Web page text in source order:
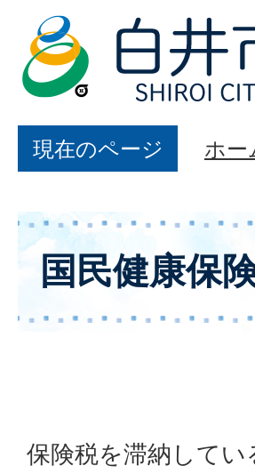
現在のページ ホー
国民健康保
保険税を滞納して